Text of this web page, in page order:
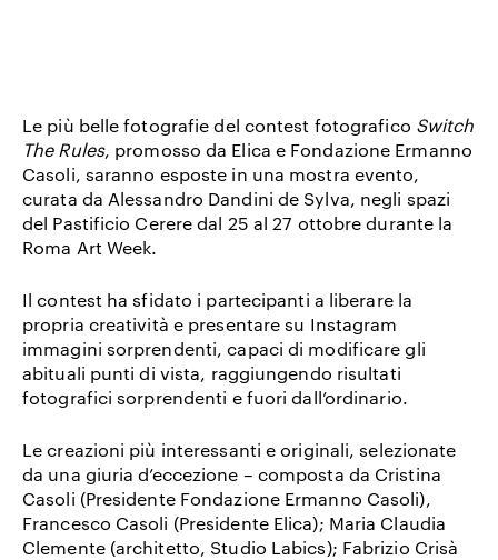
Le più belle fotografie del contest fotografico Switch
The Rules, promosso da Elica e Fondazione Ermanno
Casoli, saranno esposte in una mostra evento,
curata da Alessandro Dandini de Sylva, negli spazi
del Pastificio Cerere dal 25 al 27 ottobre durante la
Roma Art Week.
Il contest ha sfidato i partecipanti a liberare la
propria creatività e presentare su Instagram
immagini sorprendenti, capaci di modificare gli
abituali punti di vista, raggiungendo risultati
fotografici sorprendenti e fuori dall’ordinario.
Le creazioni più interessanti e originali, selezionate
da una giuria d’eccezione – composta da Cristina
Casoli (Presidente Fondazione Ermanno Casoli),
Francesco Casoli (Presidente Elica); Maria Claudia
Clemente (architetto, Studio Labics); Fabrizio Crisà